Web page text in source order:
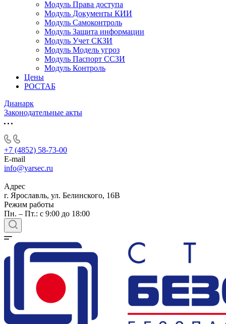
Модуль Права доступа
Модуль Документы КИИ
Модуль Самоконтроль
Модуль Защита информации
Модуль Учет СКЗИ
Модуль Модель угроз
Модуль Паспорт ССЗИ
Модуль Контроль
Цены
РОСТАБ
Дианарк
Законодательные акты
+7 (4852) 58-73-00
E-mail
info@yarsec.ru
Адрес
г. Ярославль, ул. Белинского, 16В
Режим работы
Пн. – Пт.: с 9:00 до 18:00